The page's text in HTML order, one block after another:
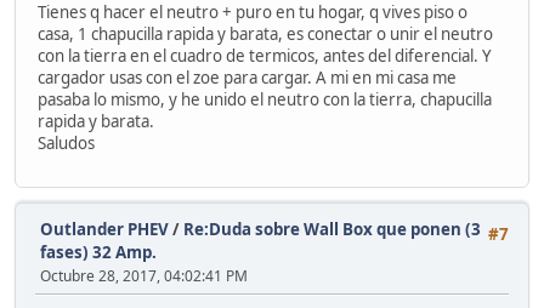
Tienes q hacer el neutro + puro en tu hogar, q vives piso o
casa, 1 chapucilla rapida y barata, es conectar o unir el neutro
con la tierra en el cuadro de termicos, antes del diferencial. Y
cargador usas con el zoe para cargar. A mi en mi casa me
pasaba lo mismo, y he unido el neutro con la tierra, chapucilla
rapida y barata.
Saludos
#7
Outlander PHEV/ Re:Duda sobre Wall Box que ponen (3
fases) 32 Amp.
Octubre 28, 2017, 04:02:41 PM